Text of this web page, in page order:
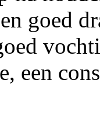
goed
een